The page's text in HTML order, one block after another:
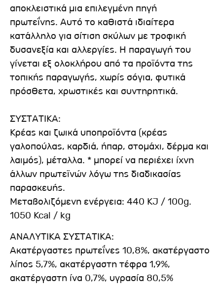
αποκλειστικά μια επιλεγμένη πηγή
πρωτεΐνης. Αυτό το καθιστά ιδιαίτερα
κατάλληλο για σίτιση σκύλων με τροφική
δυσανεξία και αλλεργίες. Η παραγωγή του
γίνεται εξ ολοκλήρου από τα προϊόντα της
τοπικής παραγωγής, χωρίς σόγια, φυτικά
πρόσθετα, χρωστικές και συντηρητικά.
ΣΥΣΤΑΤΙΚΑ:
Κρέας και ζωικά υποπροϊόντα (κρέας
γαλοπούλας, καρδιά, ήπαρ, στομάχι, δέρμα και
λαιμός), μέταλλα. * μπορεί να περιέχει ίχνη
άλλων πρωτεϊνών λόγω της διαδικασίας
παρασκευής.
Μεταβολιζόμενη ενέργεια: 440 KJ / 100g.
1050 Kcal / kg
ΑΝΑΛΥΤΙΚΑ ΣΥΣΤΑΤΙΚΑ:
Ακατέργαστες πρωτεΐνες 10,8%, ακατέργαστο
λίπος 5,7%, ακατέργαστη τέφρα 1,9%,
ακατέργαστη ίνα 0,7%, υγρασία 80,5%